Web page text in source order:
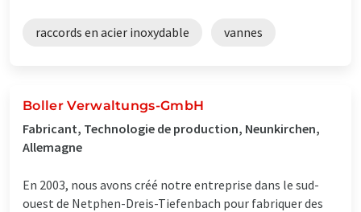
raccords en acier inoxydable vannes
Boller Verwaltungs-GmbH
Fabricant, Technologie de production, Neunkirchen,
Allemagne
En 2003, nous avons créé notre entreprise dans le sud-
ouest de Netphen-Dreis-Tiefenbach pour fabriquer des